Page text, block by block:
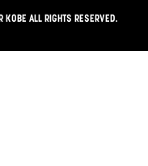
KOBE ALL RIGHTS RESERVED.